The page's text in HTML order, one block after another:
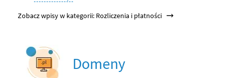
Zobacz wpisy w kategorii: Rozliczenia i płatności
Domeny